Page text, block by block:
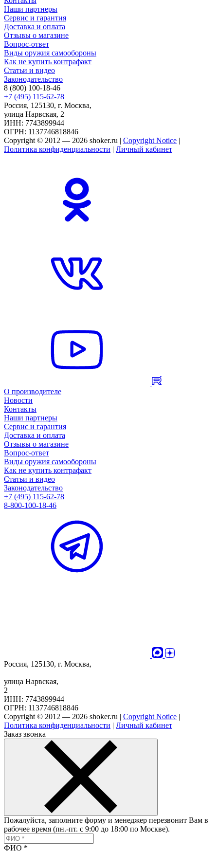
Наши партнеры
Сервис и гарантия
Доставка и оплата
Отзывы о магазине
Вопрос-ответ
Виды оружия самообороны
Как не купить контрафакт
Статьи и видео
Законодательство
8 (800) 100-18-46
+7 (495) 115-62-78
Россия, 125130, г. Москва,
улица Нарвская, 2
ИНН: 7743899944
ОГРН: 1137746818846
Copyright © 2012 — 2026 shoker.ru | Copyright Notice |
Политика конфиденциальности | Личный кабинет
О производителе
Новости
Контакты
Наши партнеры
Сервис и гарантия
Доставка и оплата
Отзывы о магазине
Вопрос-ответ
Виды оружия самообороны
Как не купить контрафакт
Статьи и видео
Законодательство
+7 (495) 115-62-78
8-800-100-18-46
Россия, 125130, г. Москва,
улица Нарвская,
2
ИНН: 7743899944
ОГРН: 1137746818846
Copyright © 2012 — 2026 shoker.ru | Copyright Notice |
Политика конфиденциальности | Личный кабинет
Заказ звонка
Пожалуйста, заполните форму и менеджер перезвонит Вам в
рабочее время (пн.-пт. с 9:00 до 18:00 по Москве).
ФИО *